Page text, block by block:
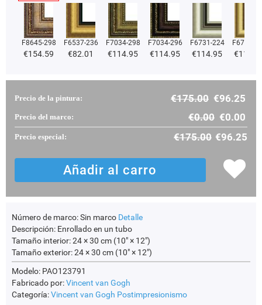
F8645-298
€154.59
F6537-236
€82.01
F7034-298
€114.95
F7034-296
€114.95
F6731-224
€114.95
F6731-
€
Precio de la pintura: €175.00 €96.25
Precio del marco: €0.00 €0.00
Precio especial: €175.00 €96.25
Número de marco:Sin marco Detalle
Descripción: Enrollado en un tubo
Tamaño interior:24 × 30 cm (10" × 12")
Tamaño exterior:24 × 30 cm (10" × 12")
Modelo: PAO123791
Fabricado por:Vincent van Gogh
Categoría:Vincent van Gogh Postimpresionismo